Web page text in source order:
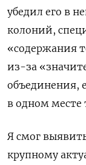
убедил его в
колоний,
«содержания
из-за
объединения,
в одном месте
Я смог
крупному